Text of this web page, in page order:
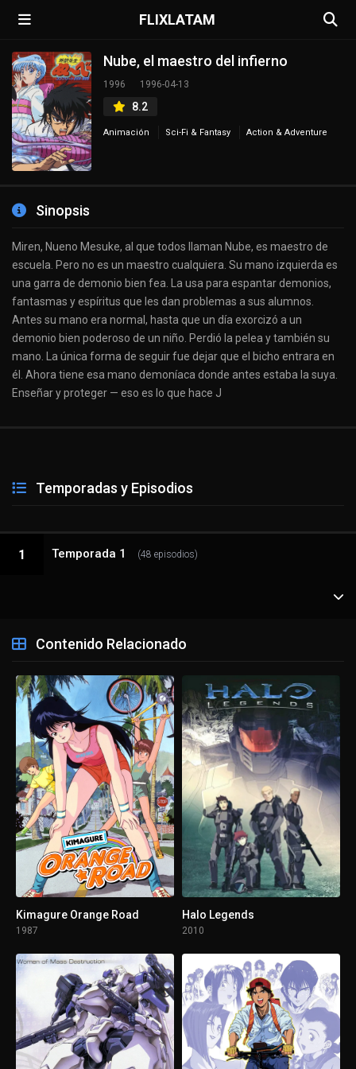
FLIXLATAM
Nube, el maestro del infierno
1996 1996-04-13
8.2
Animación Sci-Fi & Fantasy Action & Adventure
Sinopsis
Miren, Nueno Mesuke, al que todos llaman Nube, es maestro de
escuela. Pero no es un maestro cualquiera. Su mano izquierda es
una garra de demonio bien fea. La usa para espantar demonios,
fantasmas y espíritus que les dan problemas a sus alumnos.
Antes su mano era normal, hasta que un día exorcizó a un
demonio bien poderoso de un niño. Perdió la pelea y también su
mano. La única forma de seguir fue dejar que el bicho entrara en
él. Ahora tiene esa mano demoníaca donde antes estaba la suya.
Enseñar y proteger — eso es lo que hace J
Temporadas y Episodios
1 Temporada 1 (48 episodios)
1 - 1
1 - 2 Episodio 2
1 - 3 Episodio 3
1 - 4 Episodio 4
1 - 5 Episodio 5
1 - 6 Episodio 6
1 - 7 Episodio 7
1 - 8
1 - 9 Episodio 9
1 - 10 Episodio 10
1 - 11 Episodio 11
Contenido Relacionado
Kimagure Orange Road
1987
Halo Legends
2010